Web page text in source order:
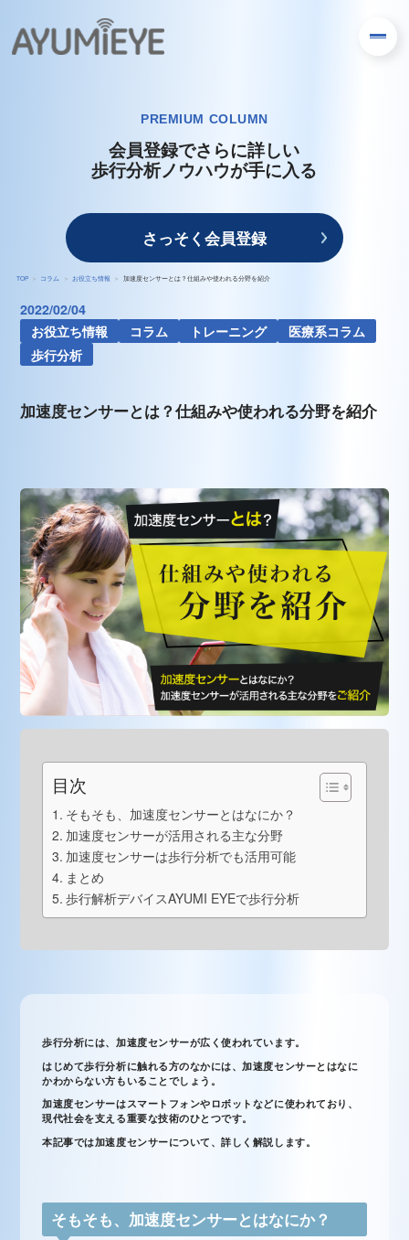
PREMIUM COLUMN
会員登録でさらに詳しい
歩行分析ノウハウが手に入る
さっそく会員登録
TOP コラム お役立ち情報 加速度センサーとは？仕組みや使われる分野を紹介
2022/02/04
お役立ち情報
コラム トレーニング
医療系コラム
歩行分析
加速度センサーとは？仕組みや使われる分野を紹介
目次
そもそも、加速度センサーとはなにか？
加速度センサーが活用される主な分野
加速度センサーは歩行分析でも活用可能
まとめ
歩行解析デバイスAYUMI EYEで歩行分析
歩行分析には、加速度センサーが広く使われています。
はじめて歩行分析に触れる方のなかには、加速度センサーとはなに
かわからない方もいることでしょう。
加速度センサーはスマートフォンやロボットなどに使われており、
現代社会を支える重要な技術のひとつです。
本記事では加速度センサーについて、詳しく解説します。
そもそも、加速度センサーとはなにか？